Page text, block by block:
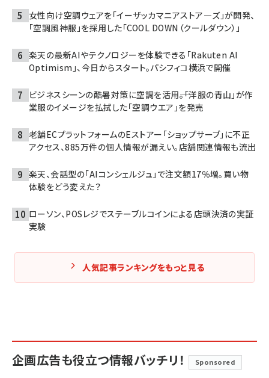
女性向け空調ウェアを「イーザッカマニアストア―ズ」が開発、
「空調風神服」を採用した「COOL DOWN（クールダウン）」
楽天の最新AIやテクノロジーを体験できる「Rakuten AI
Optimism」、今日からスタート。パシフィコ横浜で開催
ビジネスシーンの酷暑対策に空調を活用――。「洋服の青山」が作
業服のイメージを払拭した「空調ウエア」を発売
老舗ECプラットフォームのEストアー「ショップサーブ」に不正
アクセス、885万件の個人情報が漏えい。店舗関連情報も流出
楽天、会話型の「AIコンシェルジュ」で注文額17％増。買い物
体験をどう変えた？
ローソン、POSレジでステーブルコインによる店頭決済の実証
実験
人気記事ランキングをもっと見る
企画広告も役立つ情報バッチリ！ Sponsored